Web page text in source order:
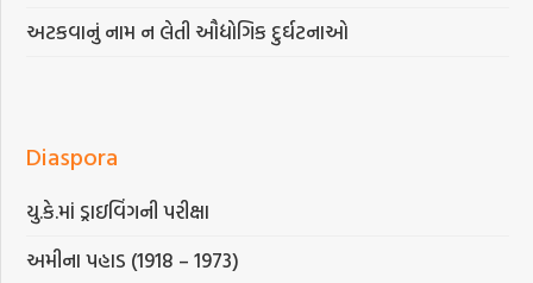
અટકવાનું નામ ન લેતી ઔદ્યોગિક દુર્ઘટનાઓ
Diaspora
યુ.કે.માં ડ્રાઇવિંગની પરીક્ષા
અમીના પહાડ (1918 – 1973)